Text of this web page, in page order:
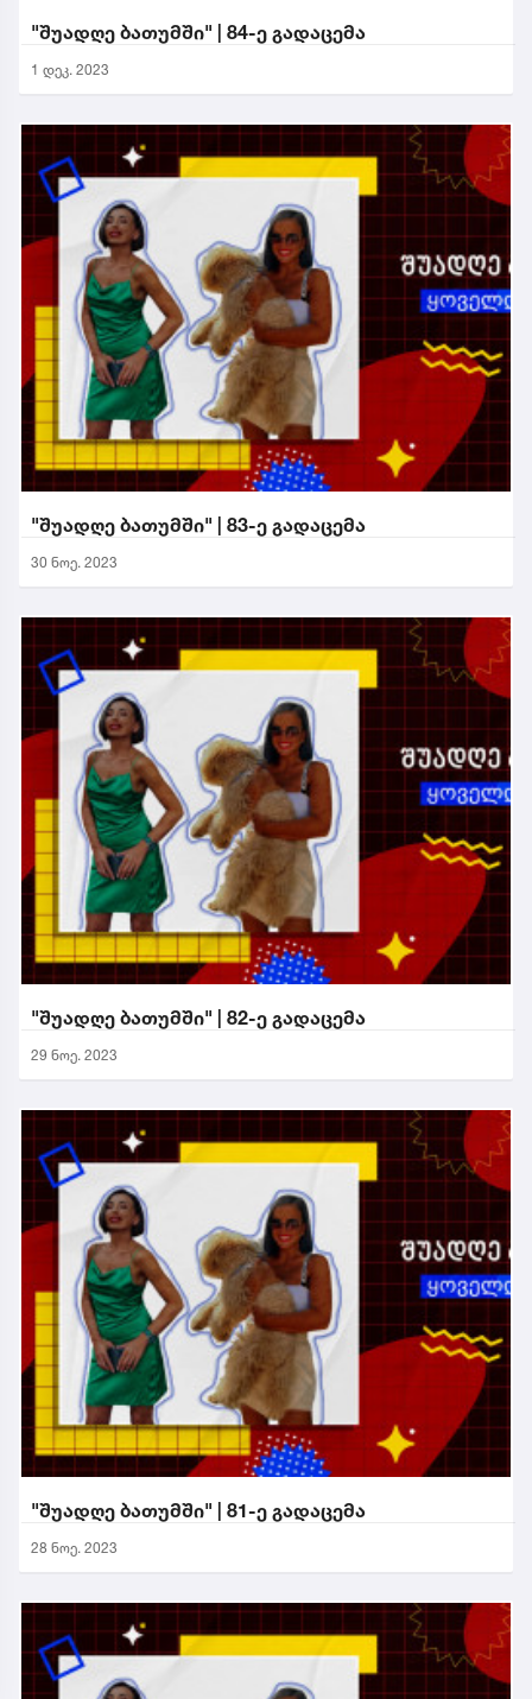
"შუადღე ბათუმში" | 84-ე გადაცემა
1 დეკ. 2023
"შუადღე ბათუმში" | 83-ე გადაცემა
30 ნოე. 2023
"შუადღე ბათუმში" | 82-ე გადაცემა
29 ნოე. 2023
"შუადღე ბათუმში" | 81-ე გადაცემა
28 ნოე. 2023